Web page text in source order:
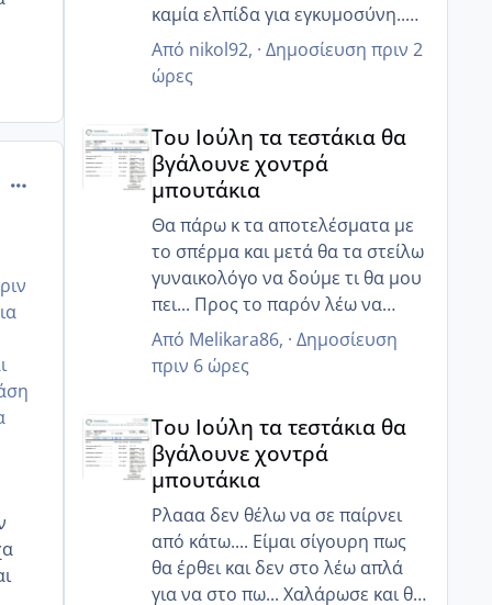
comment_1280938
καμία ελπίδα για εγκυμοσύνη..
τουλάχιστον τώρα ο άντρας μου
κατάλαβε ότι πρέπει να πάμε πιο
στοχευμένα, αλλιώς ζορίζουν τα
Από nikol92, · Δημοσίευση πριν 2
ώρες
Του Ιούλη τα τεστάκια θα βγάλουνε χοντρά
Του Ιούλη τα τεστάκια θα
βγάλουνε χοντρά
μπουτάκια
Θα πάρω κ τα αποτελέσματα με
το σπέρμα και μετά θα τα στείλω
γυναικολόγο να δούμε τι θα μου
πει... Προς το παρόν λέω να
χαλαρώσω όσο μπορώ και να
προσπαθήσω με διατροφή και
κάτι ενέσακια να ρυθμίσω αυτά
σε όλες μας αυτό που
επιθυμούμε τόσο πολύ!!
Από Melikara86, · Δημοσίευση
πριν 6 ώρες
Του Ιούλη τα τεστάκια θα
βγάλουνε χοντρά
μπουτάκια
Ρλααα δεν θέλω να σε παίρνει
από κάτω.... Είμαι σίγουρη πως
θα έρθει και δεν στο λέω απλά
για να στο πω... Χαλάρωσε και θα